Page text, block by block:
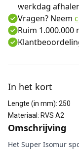
werkdag
Vragen? Neem
Ruim
In het kort
Lengte (in mm): 250
Materiaal : RVS A2
Omschrijving
Het Super Isomur